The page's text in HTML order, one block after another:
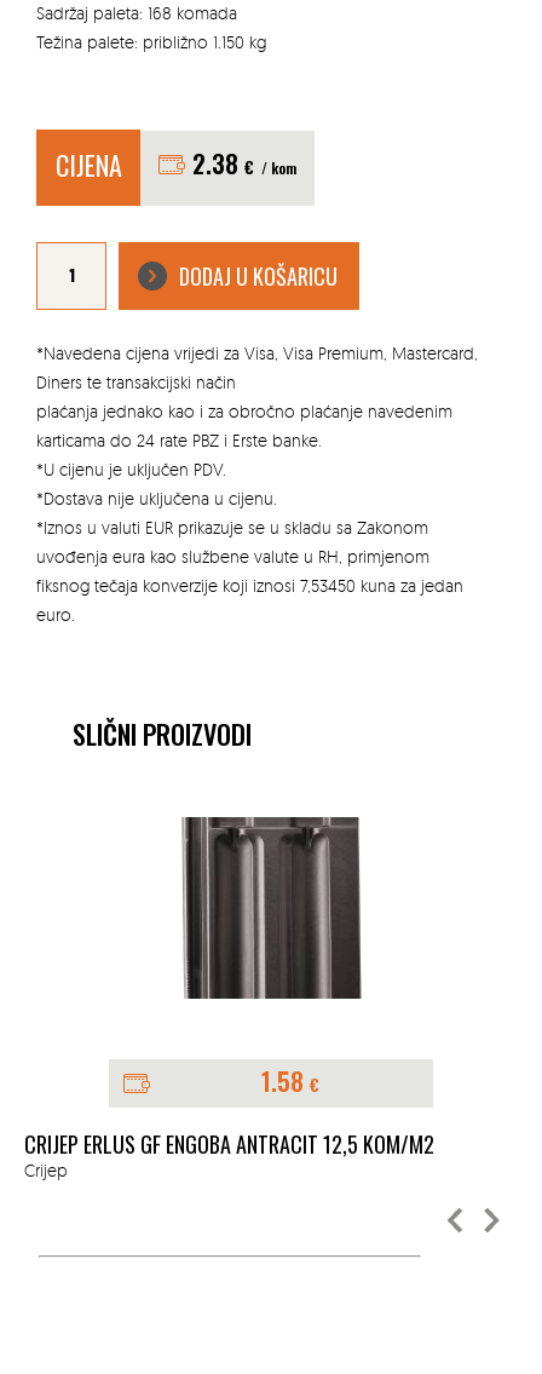
Sadržaj paleta: 168 komada
Težina palete: približno 1.150 kg
CIJENA 2.38 € / kom
CRIJEP
(
)
DODAJ U KOŠARICU
*Navedena cijena vrijedi za Visa, Visa Premium, Mastercard,
Diners te transakcijski način
plaćanja jednako kao i za obročno plaćanje navedenim
karticama do 24 rate PBZ i Erste banke.
*U cijenu je uključen PDV.
*Dostava nije uključena u cijenu.
*Iznos u valuti EUR prikazuje se u skladu sa Zakonom
uvođenja eura kao službene valute u RH, primjenom
fiksnog tečaja konverzije koji iznosi 7,53450 kuna za jedan
euro.
SLIČNI PROIZVODI
1.58 €
CRIJEP ERLUS GF ENGOBA ANTRACIT 12,5 KOM/M2
Crijep